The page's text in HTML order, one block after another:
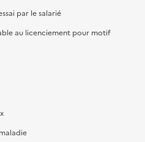
par le salarié
au licenciement pour motif